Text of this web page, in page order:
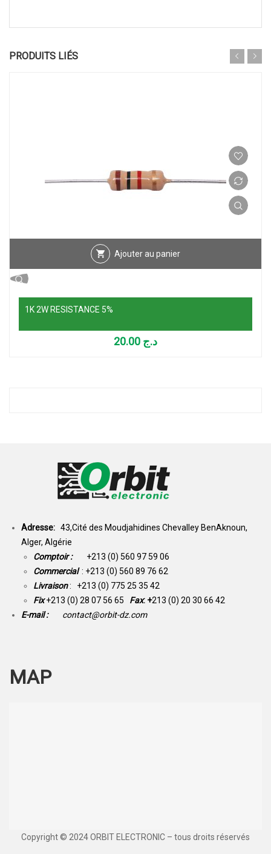
PRODUITS LIÉS
Ajouter au panier
1K 2W RESISTANCE 5%
د.ج
Adresse: 43,Cité des Moudjahidines Chevalley BenAknoun,
Alger, Algérie
Comptoir : +213 (0) 560 97 59 06
Commercial : +213 (0) 560 89 76 62
Livraison: +213 (0) 775 25 35 42
Fix +213 (0) 28 07 56 65 Fax: +213 (0) 20 30 66 42
E-mail :
contact@orbit-dz.com
MAP
Copyright © 2024 ORBIT ELECTRONIC – tous droits réservés